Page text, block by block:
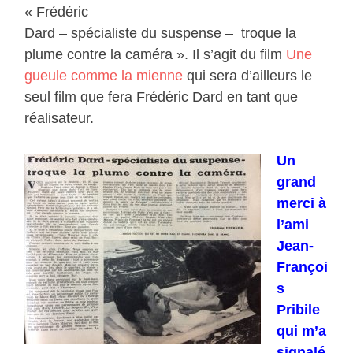
« Frédéric
Dard – spécialiste du suspense – troque la
plume contre la caméra ». Il s’agit du film Une
gueule comme la mienne qui sera d’ailleurs le
seul film que fera Frédéric Dard en tant que
réalisateur.
Un
grand
merci à
l’ami
Jean-
Françoi
s
Pribile
qui m’a